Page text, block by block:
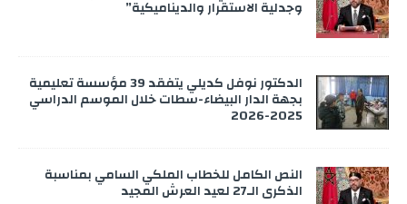
وجدلية الاستقرار والديناميكية”
الدكتور نوفل كديلي يتفقد 39 مؤسسة تعليمية
بجهة الدار البيضاء-سطات خلال الموسم الدراسي
2025-2026
النص الكامل للخطاب الملكي السامي بمناسبة
الذكرى الـ27 لعيد العرش المجيد